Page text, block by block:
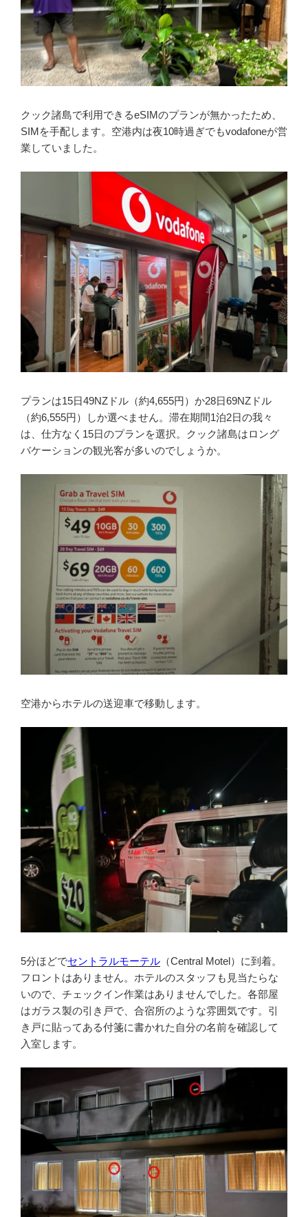
クック諸島で利用できるeSIMのプランが無かったため、
SIMを手配します。空港内は夜10時過ぎでもvodafoneが営
業していました。
プランは15日49NZドル（約4,655円）か28日69NZドル
（約6,555円）しか選べません。滞在期間1泊2日の我々
は、仕方なく15日のプランを選択。クック諸島はロング
バケーションの観光客が多いのでしょうか。
空港からホテルの送迎車で移動します。
5分ほどでセントラルモーテル （Central Motel）に到着。
フロントはありません。ホテルのスタッフも見当たらな
いので、チェックイン作業はありませんでした。各部屋
はガラス製の引き戸で、合宿所のような雰囲気です。引
き戸に貼ってある付箋に書かれた自分の名前を確認して
入室します。